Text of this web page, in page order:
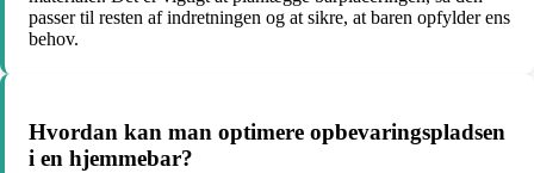
passer til resten af indretningen og at sikre, at baren opfylder ens
behov.
Hvordan kan man optimere opbevaringspladsen
i en hjemmebar?